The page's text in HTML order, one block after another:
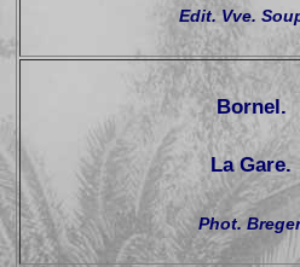
Edit. Vve.
Bornel.
La Gare.
Phot.